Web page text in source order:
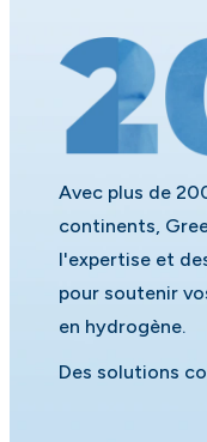
Avec plus de
continents,
l'expertise et
pour soutenir
en hydrogène.
Des solutions